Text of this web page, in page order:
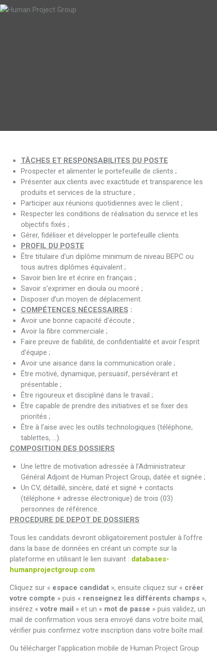
TÂCHES ET RESPONSABILITES DU POSTE
Prospecter et alimenter le portefeuille de clients ;
Présenter aux clients avec exactitude et transparence les
produits et services de la structure ;
Participer aux réunions quotidiennes avec le client ;
Respecter les conditions de réalisation du service et les
objectifs fixés ;
Gérer, fidéliser et développer le portefeuille clients.
PROFIL DU POSTE
Être titulaire d’un diplôme minimum de niveau BEPC ou
tous autres diplômes équivalent ;
Savoir bien lire et écrire en français ;
Savoir s’exprimer en dioula ou mooré ;
Disposer d’un moyen de déplacement.
COMPÉTENCES NÉCESSAIRES :
Avoir une bonne capacité d’écoute ;
Avoir la fibre commerciale ;
Faire preuve de fiabilité, de confidentialité et avoir l’esprit
d’équipe ;
Avoir une aisance dans la communication orale ;
Être motivé, dynamique, persuasif, persévérant et
présentable ;
Être rigoureux et discipliné dans le travail ;
Être capable de prendre des initiatives et se fixer des
priorités ;
Être à l’aise avec les outils technologiques (téléphone,
tablettes, …).
COMPOSITION DES DOSSIERS
Une lettre de motivation adressée à l’Administrateur
Général Adjoint de Human Project Group, datée et signée ;
Un CV, détaillé, sincère, daté et signé + contacts
(téléphone + adresse électronique) de trois (03)
personnes de référence.
PROCEDURE DE DEPOT DE DOSSIERS
Tous les candidats devront obligatoirement postuler à l’offre
dans la base de données en créant un compte sur la
plateforme en utilisant le lien suivant : databases-
humanprojectgroup.com
Cliquez sur « espace candidat », ensuite cliquez sur « créer
votre compte » puis « renseignez les différents champs »,
insérez « votre mail » et un « mot de passe » puis validez, un
mail de confirmation vous sera envoyé dans votre boite mail,
vérifier puis confirmez votre inscription dans votre boîte mail.
Ou télécharger l’application mobile de Human Project Group